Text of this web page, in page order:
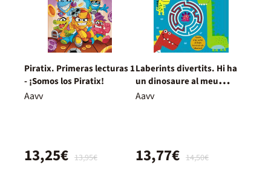
Piratix. Primeras lecturas 1
- ¡Somos los Piratix!
Aavv
13,95€
13,25€
Laberints divertits. Hi ha
un dinosaure al meu
laberint!
Aavv
14,50€
13,77€